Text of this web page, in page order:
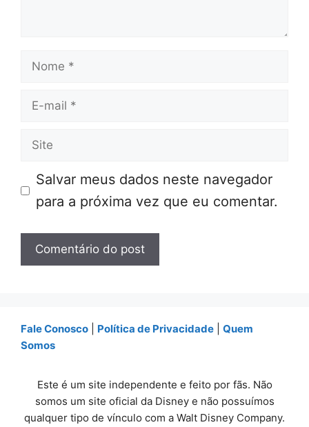
Nome
E-
Site
Salvar meus dados neste navegador
para a próxima vez que eu comentar.
Fale Conosco Política de Privacidade
Quem
Somos
Este é um site independente e feito por fãs. Não
somos um site oficial da Disney e não possuímos
qualquer tipo de vínculo com a Walt Disney Company.